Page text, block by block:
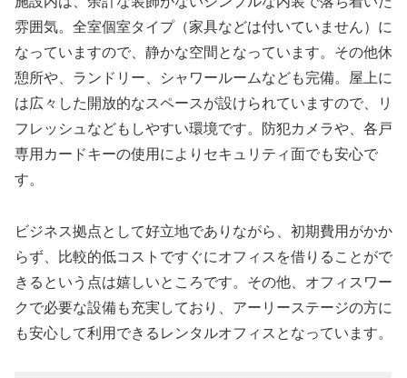
雰囲気。全室個室タイプ（家具などは付いていません）に
なっていますので、静かな空間となっています。その他休
憩所や、ランドリー、シャワールームなども完備。屋上に
は広々した開放的なスペースが設けられていますので、リ
フレッシュなどもしやすい環境です。防犯カメラや、各戸
専用カードキーの使用によりセキュリティ面でも安心で
す。
ビジネス拠点として好立地でありながら、初期費用がかか
らず、比較的低コストですぐにオフィスを借りることがで
きるという点は嬉しいところです。その他、オフィスワー
クで必要な設備も充実しており、アーリーステージの方に
も安心して利用できるレンタルオフィスとなっています。